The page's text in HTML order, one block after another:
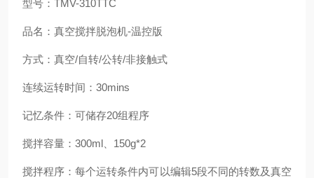
型号：TMV-310TTC
品名：真空搅拌脱泡机-温控版
方式：真空/自转/公转/非接触式
连续运转时间：30mins
记忆条件：可储存20组程序
搅拌容量：300ml、150g*2
搅拌程序：每个运转条件内可以编辑5段不同的转数及真空